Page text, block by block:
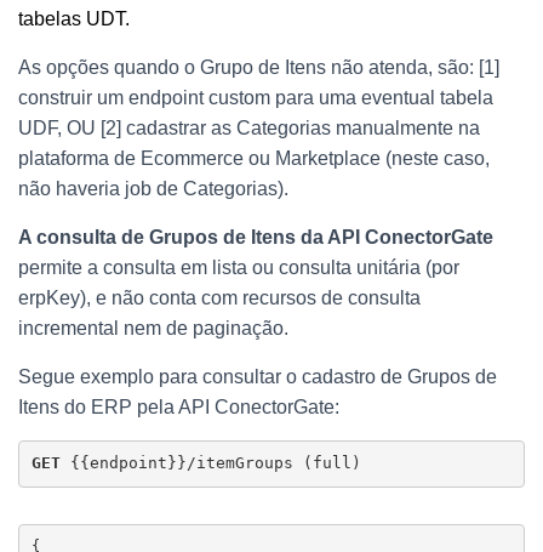
tabelas UDT.
As opções quando o Grupo de Itens não atenda, são: [1]
construir um endpoint custom para uma eventual tabela
UDF, OU [2] cadastrar as Categorias manualmente na
plataforma de Ecommerce ou Marketplace (neste caso,
não haveria job de Categorias).
A consulta de Grupos de Itens da API ConectorGate
permite a consulta em lista ou consulta unitária (por
erpKey), e não conta com recursos de consulta
incremental nem de paginação.
Segue exemplo para consultar o cadastro de Grupos de
Itens do ERP pela API ConectorGate:
GET {{endpoint}}/itemGroups (full)
{